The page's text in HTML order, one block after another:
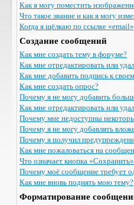
Как я могу поместить
Что такое звание и как я могу
Когда я щёлкаю по ссылке
Создание сообщений
Как мне создать тему в форуме?
Как мне отредактировать или
Как мне добавить подпись к
Как мне создать опрос?
Почему я не могу добавить
Как мне отредактировать или
Почему мне недоступны
Почему я не могу добавлять
Почему я получил
Как мне пожаловаться на
Что означает кнопка
Почему моё сообщение требует
Как мне вновь поднять мою тему?
Форматирование